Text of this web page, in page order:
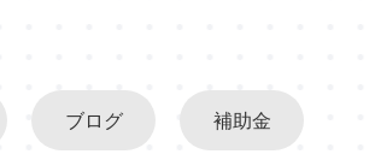
ブログ 補助金